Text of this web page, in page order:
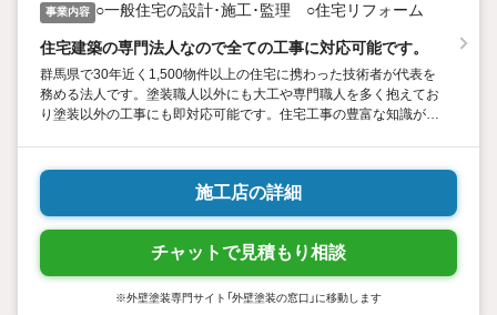
事業内容 ○一般住宅の設計･施工･監理 ○住宅リフォーム
住宅建築の専門法人なので全ての工事に対応可能です。
群馬県で30年近く1,500物件以上の住宅に携わった技術者が代表を
務める法人です。塗装職人以外にも大工や専門職人を多く抱えてお
り塗装以外の工事にも即対応可能です。住宅工事の豊富な知識があ
施工店の詳細
チャットで見積もり相談
※外壁塗装専門サイト「外壁塗装の窓口」に移動します